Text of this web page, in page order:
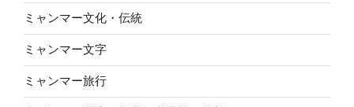
ミャンマー文化・伝統
ミャンマー文字
ミャンマー旅行